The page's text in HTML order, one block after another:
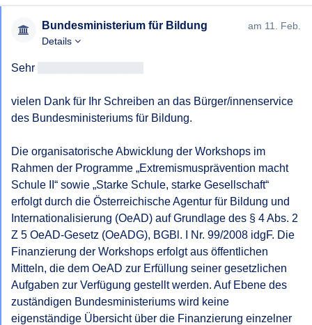
Bundesministerium für Bildung
am 11. Feb.
Details
Sehr
vielen Dank für Ihr Schreiben an das Bürger/innenservice
des Bundesministeriums für Bildung.
Die organisatorische Abwicklung der Workshops im
Rahmen der Programme „Extremismusprävention macht
Schule II“ sowie „Starke Schule, starke Gesellschaft“
erfolgt durch die Österreichische Agentur für Bildung und
Internationalisierung (OeAD) auf Grundlage des § 4 Abs. 2
Z 5 OeAD-Gesetz (OeADG), BGBl. I Nr. 99/2008 idgF. Die
Finanzierung der Workshops erfolgt aus öffentlichen
Mitteln, die dem OeAD zur Erfüllung seiner gesetzlichen
Aufgaben zur Verfügung gestellt werden. Auf Ebene des
zuständigen Bundesministeriums wird keine
eigenständige Übersicht über die Finanzierung einzelner